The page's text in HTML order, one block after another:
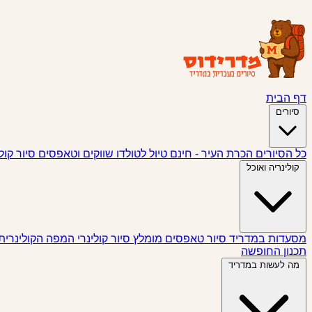
דף הבית
סיורים
כל הסיורים הכרת העיר - חינם טיול לטולדו שווקים וטאפסים סיור
קולינריה ואוכל
מסעדות במדריד סיור טאפסים מומלץ סיור קולינרי המפה
תכנון החופשה
מה לעשות במדריד